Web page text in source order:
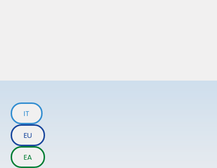
IT
EU
EA